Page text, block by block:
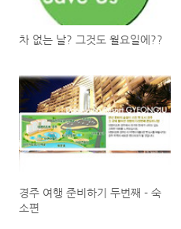
차 없는 날? 그것도 월요일에??
경주 여행 준비하기 두번째 - 숙
소편